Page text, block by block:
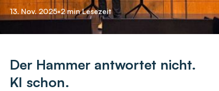
13. Nov. 2025•2 min Lesezeit
Der Hammer antwortet nicht.
KI schon.